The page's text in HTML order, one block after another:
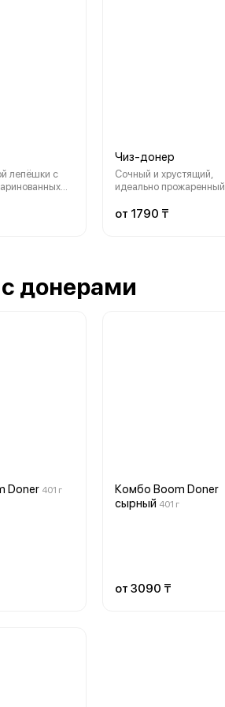
лепёшки с
вариант
Чиз-донер
Сочный и хрустящий,
идеально прожаренный
сыром!
от 1790 ₸
донерами
Doner 401 г
Комбо Boom Doner
сырный 401 г
от 3090 ₸